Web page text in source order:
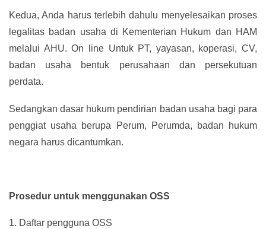
Kedua, Anda harus terlebih dahulu menyelesaikan proses
legalitas badan usaha di Kementerian Hukum dan HAM
melalui AHU. On line Untuk PT, yayasan, koperasi, CV,
badan usaha bentuk perusahaan dan persekutuan
perdata.
Sedangkan dasar hukum pendirian badan usaha bagi para
penggiat usaha berupa Perum, Perumda, badan hukum
negara harus dicantumkan.
Prosedur untuk menggunakan OSS
1. Daftar pengguna OSS